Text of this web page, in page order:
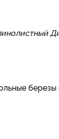
березы